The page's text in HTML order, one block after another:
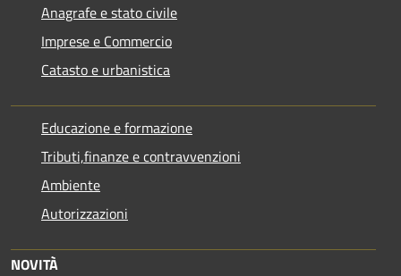
Anagrafe e stato civile
Imprese e Commercio
Catasto e urbanistica
Educazione e formazione
Tributi,finanze e contravvenzioni
Ambiente
Autorizzazioni
NOVITÀ